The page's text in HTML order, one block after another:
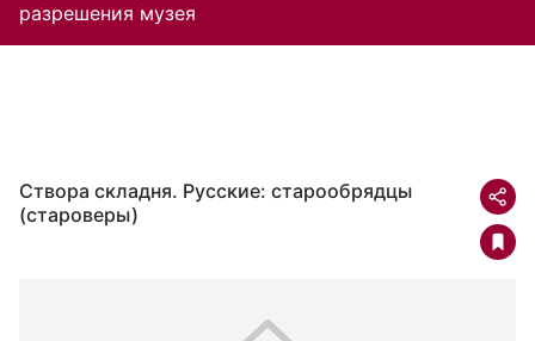
разрешения музея
Створа складня. Русские: старообрядцы
(староверы)